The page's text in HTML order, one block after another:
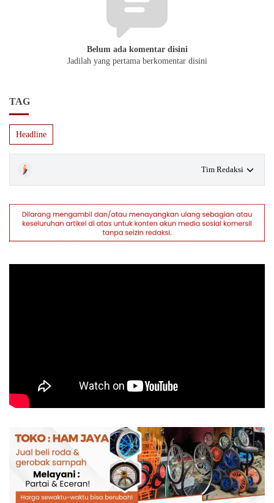
Belum ada komentar disini
Jadilah yang pertama berkomentar disini
TAG
Headline
Tim Redaksi